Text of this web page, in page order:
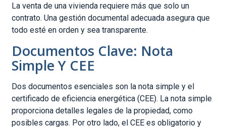
La venta de una vivienda requiere más que solo un
contrato. Una gestión documental adecuada asegura que
todo esté en orden y sea transparente.
Documentos Clave: Nota
Simple Y CEE
Dos documentos esenciales son la nota simple y el
certificado de eficiencia energética (CEE). La nota simple
proporciona detalles legales de la propiedad, como
posibles cargas. Por otro lado, el CEE es obligatorio y